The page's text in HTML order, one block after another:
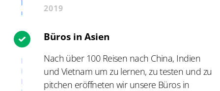
2019
Büros in Asien
Nach über 100 Reisen nach China, Indien
und Vietnam um zu lernen, zu testen und zu
pitchen eröffneten wir unsere Büros in